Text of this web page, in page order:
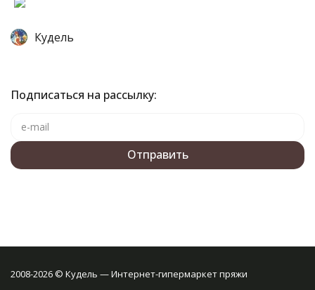
Кудель
Подписаться на рассылку:
2008-2026 © Кудель — Интернет-гипермаркет пряжи